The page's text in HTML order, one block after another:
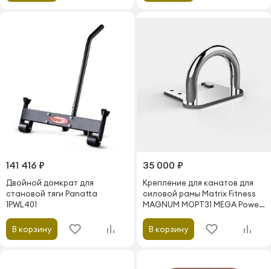
141 416 ₽
Двойной домкрат для
становой тяги Panatta
1PWL401
В корзину
35 000 ₽
Крепление для канатов для
силовой рамы Matrix Fitness
MAGNUM MOPT31 MEGA Power
В корзину